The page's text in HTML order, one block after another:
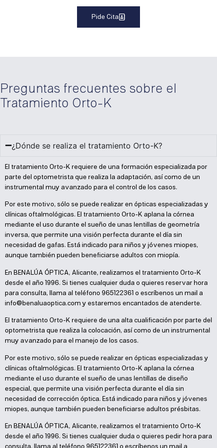
Pide Cita
Preguntas frecuentes sobre el
Tratamiento Orto-K
¿Dónde se realiza el tratamiento Orto-K?
El tratamiento Orto-K requiere de una formación especializada por
parte del optometrista que realiza la adaptación, así como de un
instrumental muy avanzado para el control de los casos.
Por este motivo, sólo se puede realizar en ópticas especializadas y
clínicas oftalmológicas. El tratamiento Orto-K aplana la córnea
mediante el uso durante el sueño de unas lentillas de geometría
inversa, que permite una visión perfecta durante el día sin
necesidad de gafas. Está indicado para niños y jóvenes miopes,
aunque también pueden beneficiarse adultos con miopía.
En BENALÚA ÓPTICA, Alicante, realizamos el tratamiento Orto-K
desde el año 1996. Si tienes cualquier duda o quieres reservar hora
para consulta, llama al teléfono 965122361 o escríbenos un mail a
info@benaluaoptica.comy estaremos encantados de atenderte.
El tratamiento Orto-K requiere de una alta cualificación por parte del
optometrista que realiza la colocación, así como de un instrumental
muy avanzado para el manejo de los casos.
Por este motivo, sólo se puede realizar en ópticas especializadas y
clínicas oftalmológicas. El tratamiento Orto-K aplana la córnea
mediante el uso durante el sueño de unas lentillas de diseño
especial, que permite una visión perfecta durante el día sin
necesidad de corrección óptica. Está indicado para niños y jóvenes
miopes, aunque también pueden beneficiarse adultos présbitas.
En BENALÚA ÓPTICA, Alicante, realizamos el tratamiento Orto-K
desde el año 1996. Si tienes cualquier duda o quieres pedir hora para